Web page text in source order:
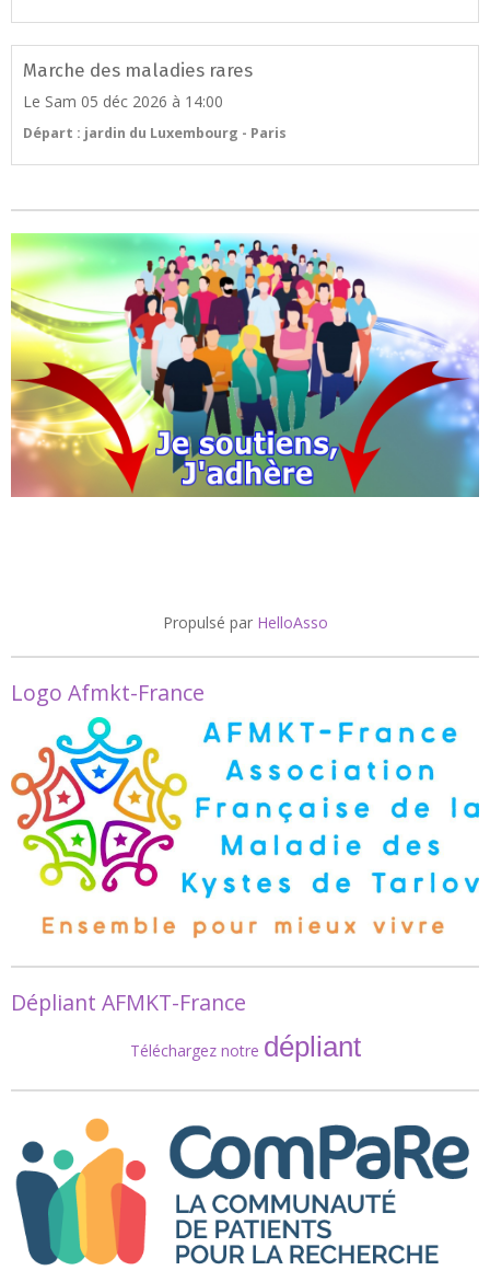
Marche des maladies rares
Le Sam 05 déc 2026 à 14:00
Départ : jardin du Luxembourg - Paris
Propulsé par HelloAsso
Logo Afmkt-France
Dépliant AFMKT-France
Téléchargez notre dépliant